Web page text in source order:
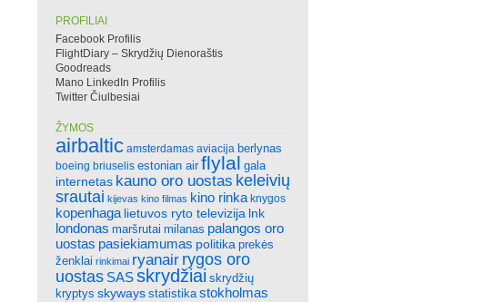
PROFILIAI
Facebook Profilis
FlightDiary – Skrydžių Dienoraštis
Goodreads
Mano LinkedIn Profilis
Twitter Čiulbesiai
ŽYMOS
airbaltic amsterdamas aviacija berlynas
boeing briuselis estonian air flylal gala
internetas kauno oro uostas keleivių
srautai kijevas kino filmas kino rinka knygos
kopenhaga lietuvos ryto televizija lnk
londonas maršrutai milanas palangos oro
uostas pasiekiamumas politika prekės
ženklai rinkimai ryanair rygos oro
uostas SASskrydžiai skrydžių
kryptys skyways statistika stokholmas